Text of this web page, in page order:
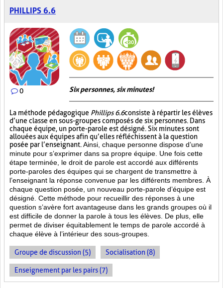
PHILLIPS 6.6
0 Six personnes, six minutes!
La méthode pédagogique Phillips 6.6consiste à répartir les élèves
d’une classe en sous-groupes composés de six personnes. Dans
chaque équipe, un porte-parole est désigné. Six minutes sont
allouées aux équipes afin qu’elles réfléchissent à la question
posée par l’enseignant. Ainsi, chaque personne dispose d’une
minute pour s’exprimer dans sa propre équipe. Une fois cette
étape terminée, le droit de parole est accordé aux différents
porte-paroles des équipes qui se chargent de transmettre à
l’enseignant la réponse convenue par les différents membres. À
chaque question posée, un nouveau porte-parole d’équipe est
désigné. Cette méthode pour recueillir des réponses à une
question s’avère fort avantageuse dans les grands groupes où il
est difficile de donner la parole à tous les élèves. De plus, elle
permet de diviser équitablement le temps de parole accordé à
chaque élève à l’intérieur des sous-groupes.
Groupe de discussion (5) Socialisation (8)
Enseignement par les pairs (7)